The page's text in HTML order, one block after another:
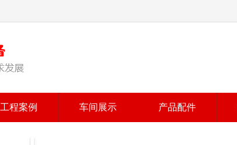
工程案例 车间展示 产品配件